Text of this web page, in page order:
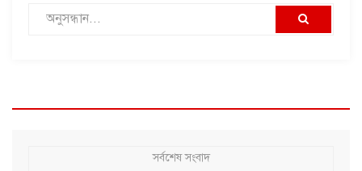
সর্বশেষ সংবাদ